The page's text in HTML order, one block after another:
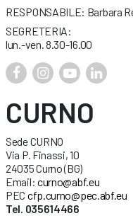
RESPONSABILE: Barbara
SEGRETERIA:
lun.-ven. 8.30-16.00
CURNO
Sede CURNO
Via P. Finassi, 10
24035 Curno (BG)
Email: curno@abf.eu
PEC cfp.curno@pec.abf.eu
Tel. 035614466